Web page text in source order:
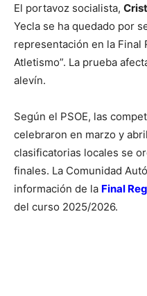
El portavoz socialista,
Yecla se ha quedado por
representación en la Final
Atletismo”. La prueba
alevín.
Según el PSOE, las
celebraron en marzo y
clasificatorias locales se
finales. La Comunidad
información de la Final
del curso 2025/2026.